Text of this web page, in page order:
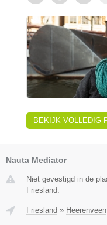
BEKIJK VOLLEDIG
Nauta Mediator
Niet gevestigd in de
Friesland.
Friesland » Heerenveen